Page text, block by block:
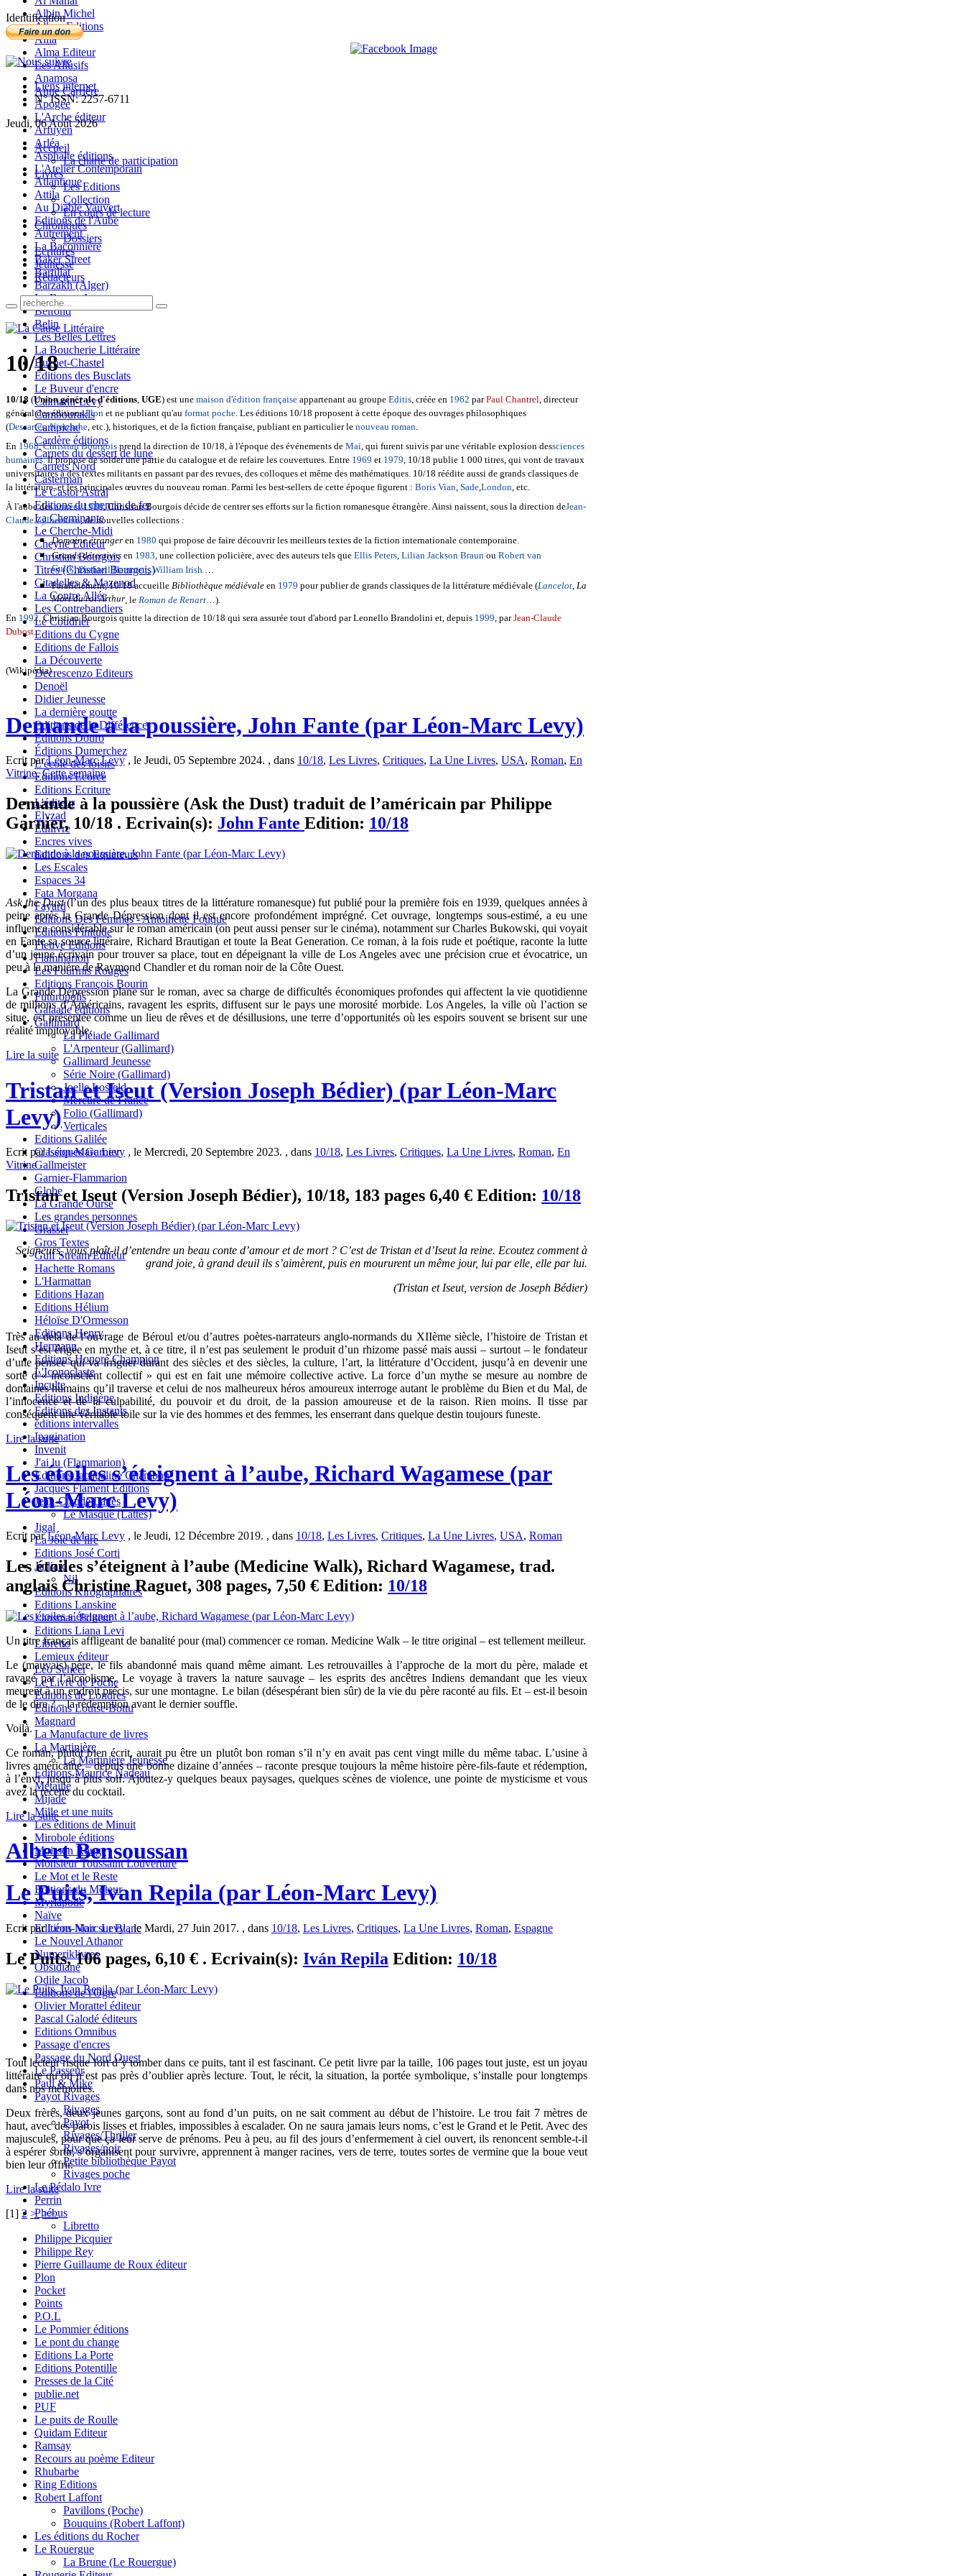
Albin Michel
Allary Editions
Allia
Alma Editeur
Les Allusifs
Anamosa
Anne Carrière
Apogée
L'Arche éditeur
Arfuyen
Arléa
Asphalte éditions
L'Atelier Contemporain
Atlantique
Attila
Au Diable Vauvert
Editions de l'Aube
Autrement
La Baconnière
Baker Street
Bartillat
Barzakh (Alger)
Le Bateau Ivre
Belfond
Belin
Les Belles Lettres
La Boucherie Littéraire
Buchet-Chastel
Editions des Busclats
Le Buveur d'encre
Calmann-Lévy
Cambourakis
Campiche
Cardère éditions
Carnets du dessert de lune
Carnets Nord
Casterman
Le Castor Astral
Editions du chemin de fer
La Cheminante
Le Cherche-Midi
Cheyne Editeur
Christian Bourgois
Titres (Christian Bourgois)
Citadelles & Mazenod
La Contre Allée
Les Contrebandiers
Le Coudrier
Editions du Cygne
Editions de Fallois
La Découverte
Decrescenzo Editeurs
Denoël
Didier Jeunesse
La dernière goutte
Editions de la Différence
Editions Douro
Éditions Dumerchez
L'école des loisirs
Editions Ecorce
Editions Ecriture
L'éditeur
Elyzad
Edilivre
Encres vives
Editions des Equateurs
Les Escales
Espaces 34
Fata Morgana
Fayard
Editions Des Femmes - Antoinette Fouque
Editions Finitude
Fleuve Editions
Flammarion
Les Fourmis Rouges
Editions François Bourin
Futuropolis
Galaade éditions
Gallimard
La Pléiade Gallimard
L'Arpenteur (Gallimard)
Gallimard Jeunesse
Série Noire (Gallimard)
Joelle Losfeld
Mercure de France
Folio (Gallimard)
Verticales
Editions Galilée
Classiques Garnier
Gallmeister
Garnier-Flammarion
Globe
La Grande Ourse
Les grandes personnes
Grasset
Gros Textes
Gulf Stream Editeur
Hachette Romans
L'Harmattan
Editions Hazan
Editions Hélium
Héloïse D'Ormesson
Editions Henry
Hermann
Editions Honoré Champion
L'Iconoclaste
Inculte
Editions Indigène
Editions des Instants
éditions intervalles
Ipagination
Invenit
J'ai lu (Flammarion)
Editions Jacqueline Chambon
Jacques Flament Editions
Jean-Claude Lattès
Le Masque (Lattès)
Jigal
La Joie de lire
Editions José Corti
Julliard
Nil
Editions Kirographaires
Editions Lanskine
Lansman Editeur
Editions Liana Levi
Libretto
Lemieux éditeur
Léo Scheer
Le Livre de Poche
Editions de Londres
Editions Louise Bottu
Magnard
La Manufacture de livres
La Martinière
La Martinière Jeunesse
Editions Maurice Nadeau
Métailié
Mijade
Mille et une nuits
Les éditions de Minuit
Mirobole éditions
Moisson Rouge
Monsieur Toussaint Louverture
Le Mot et le Reste
Editions du Moteur
Myriapode
Naïve
Editions Noir sur Blanc
Le Nouvel Athanor
Numeriklivres
Obsidiane
Odile Jacob
Editions de l'Ogre
Olivier Morattel éditeur
Pascal Galodé éditeurs
Editions Omnibus
Passage d'encres
Passage du Nord Ouest
Le Passeur
Paul & Mike
Payot Rivages
Rivages
Payot
Rivages/Thriller
Rivages/noir
Petite bibliothèque Payot
Rivages poche
Le Pédalo Ivre
Perrin
Phébus
Libretto
Philippe Picquier
Philippe Rey
Pierre Guillaume de Roux éditeur
Plon
Pocket
Points
P.O.L
Le Pommier éditions
Le pont du change
Editions La Porte
Editions Potentille
Presses de la Cité
publie.net
PUF
Le puits de Roulle
Quidam Editeur
Ramsay
Recours au poème Editeur
Rhubarbe
Ring Editions
Robert Laffont
Pavillons (Poche)
Bouquins (Robert Laffont)
Les éditions du Rocher
Le Rouergue
La Brune (Le Rouergue)
Identification
Liens internet
N° ISSN: 2257-6711
Jeudi, 06 Août 2026
Accueil
La charte de participation
Livres
Les Editions
Collection
En cours de lecture
Chroniques
Dossiers
Ecritures
Jeunesse
Rédacteurs
10/18
10/18 (Union générale d'éditions UGE) est une maison d'édition française appartenant au groupe Editis , créée en 1962 parPaul Chantrel , directeur
général des éditionsPlon et ne publiant qu'au format poche . Les éditions 10/18 proposent à cette époque des ouvrages philosophiques
(Descartes,Nietzsche , etc.), historiques, et de la fiction française, publiant en particulier le nouveau roman
En 1968,Christian Bourgois prend la direction de 10/18, à l'époque des événements de Mai , qui furent suivis par une véritable explosion dessciences
humaines. Il propose de solder une partie du catalogue et de refaire les couvertures. Entre 1969 et 1979 , 10/18 publie 1 000 titres, qui vont de travaux
universitaires à des textes militants en passant par des revues, des colloques et même des mathématiques. 10/18 réédite aussi de grands classiques de
la littérature, et les principales œuvres du nouveau roman. Parmi les best-sellers de cette époque figurent : Boris Vian Sade London , etc.
À l'aube desannées 1980, Christian Bourgois décide de centrer ses efforts sur la fiction romanesque étrangère. Ainsi naissent, sous la direction deJean-
Claude Zylberstein, de nouvelles collections :
Domaine étranger en 1980 qui propose de faire découvrir les meilleurs textes de la fiction internationale contemporaine.
Grands détectives en 1983, une collection policière, avec des auteurs tels que Ellis Peters, Lilian Jackson Braun ou Robert van
Gulik,Dashiell Hammett,William Irish …
Parallèlement, 10/18 accueille Bibliothèque médiévale en 1979 pour publier de grands classiques de la littérature médiévale (Lancelot, La
Mort du roi Arthur, le Roman de Renart…).
En 1992, Christian Bourgois quitte la direction de 10/18 qui sera assurée tout d'abord par Leonello Brandolini et, depuis 1999, parJean-Claude
Dubost.
(Wikipédia)
Demande à la poussière, John Fante (par Léon-Marc Levy)
Ecrit parLéon-Marc Levy, le Jeudi, 05 Septembre 2024. , dans 10/18, Les Livres, Critiques, La Une Livres, USA, Roman, En
Vitrine,Cette semaine
Demande à la poussière (Ask the Dust) traduit de l’américain par Philippe
Garnier, 10/18 . Ecrivain(s): John Fante Edition: 10/18
Ask the Dust(l’un des plus beaux titres de la littérature romanesque) fut publié pour la première fois en 1939, quelques années à
peine après la Grande Dépression dont il est encore profondément imprégné. Cet ouvrage, longtemps sous-estimé, a eu une
influence considérable sur le roman américain (on peut aussi penser sur le cinéma), notamment sur Charles Bukowski, qui voyait
en Fante sa source littéraire, Richard Brautigan et toute la Beat Generation. Ce roman, à la fois rude et poétique, raconte la lutte
d’un jeune écrivain pour trouver sa place, tout en dépeignant la ville de Los Angeles avec une précision crue et évocatrice, un
peu à la manière de Raymond Chandler et du roman noir de la Côte Ouest.
La Grande Dépression plane sur le roman, avec sa charge de difficultés économiques profondes qui affectent la vie quotidienne
de millions d’Américains, ravagent les esprits, diffusent sur le pays une morosité morbide. Los Angeles, la ville où l’action se
situe, est présentée comme un lieu de rêves et de désillusions, une terre d’opportunités où les espoirs souvent se brisent sur une
réalité impitoyable.
Lire la suite
Tristan et Iseut (Version Joseph Bédier) (par Léon-Marc
Levy)
Ecrit parLéon-Marc Levy , le Mercredi, 20 Septembre 2023. , dans 10/18, Les Livres, Critiques, La Une Livres, Roman, En
Vitrine
Tristan et Iseut (Version Joseph Bédier), 10/18, 183 pages 6,40 € Edition: 10/18
Seigneurs, vous plaît-il d’entendre un beau conte d’amour et de mort ? C’est de Tristan et d’Iseut la reine. Ecoutez comment à
grand joie, à grand deuil ils s’aimèrent, puis en moururent un même jour, lui par elle, elle par lui.
(Tristan et Iseut, version de Joseph Bédier)
Très au-delà de l’ouvrage de Béroul et/ou d’autres poètes-narrateurs anglo-normands du XIIème siècle, l’histoire de Tristan et
Iseut s’est érigée en mythe et, à ce titre, il n’est pas seulement le produit d’un rhizome passé mais aussi – surtout – le fondateur
d’une pensée qui va irriguer durant des siècles et des siècles, la culture, l’art, la littérature d’Occident, jusqu’à en devenir une
sorte d’« inconscient collectif » qui est en fait une mémoire collective active. La force d’un mythe se mesure au nombre de
domaines humains qu’il traverse et celui de nos malheureux héros amoureux interroge autant le problème du Bien et du Mal, de
l’innocence et de la culpabilité, du pouvoir et du droit, de la passion amoureuse et de la raison. Rien moins. Il tisse par
conséquent une véritable toile sur la vie des hommes et des femmes, les enserrant dans quelque destin toujours funeste.
Lire la suite
Les étoiles s’éteignent à l’aube, Richard Wagamese (par
Léon-Marc Levy)
Ecrit parLéon-Marc Levy , le Jeudi, 12 Décembre 2019. , dans 10/18, Les Livres, Critiques, La Une Livres, USA, Roman
Les étoiles s’éteignent à l’aube (Medicine Walk), Richard Wagamese, trad.
anglais Christine Raguet, 308 pages, 7,50 € Edition: 10/18
Un titre français affligeant de banalité pour (mal) commencer ce roman. Medicine Walk – le titre original – est tellement meilleur.
Le (mauvais) père, le fils abandonné mais quand même aimant. Les retrouvailles à l’approche de la mort du père, malade et
ravagé par l’alcoolisme. Le voyage à travers la nature sauvage – les esprits des ancêtres Indiens demandant que les vieux
meurent à un endroit précis, sur une montagne. Le bilan (désespérant bien sûr) de la vie du père raconté au fils. Et – est-il besoin
de le dire ? – la rédemption avant le dernier souffle.
Voilà.
Ce roman, plutôt bien écrit, aurait pu être un plutôt bon roman s’il n’y en avait pas cent vingt mille du même tabac. L’usine à
livres américaine – depuis une bonne dizaine d’années – raconte presque toujours la même histoire père-fils-faute et rédemption,
à l’envi, jusqu’à plus soif. Ajoutez-y quelques beaux paysages, quelques scènes de violence, une pointe de mysticisme et vous
avez la recette du cocktail.
Lire la suite
Albert Bensoussan
Le Puits, Ivan Repila (par Léon-Marc Levy)
Ecrit parLéon-Marc Levy, le Mardi, 27 Juin 2017. , dans 10/18, Les Livres, Critiques, La Une Livres, Roman, Espagne
Le Puits, 106 pages, 6,10 € . Ecrivain(s): Iván Repila Edition: 10/18
Tout lecteur risque fort d’y tomber dans ce puits, tant il est fascinant. Ce petit livre par la taille, 106 pages tout juste, est un joyau
littéraire qu’on n’est pas près d’oublier après lecture. Tout, le récit, la situation, la portée symbolique, s’installe pour longtemps
dans nos mémoires.
Deux frères, deux jeunes garçons, sont au fond d’un puits, on ne sait comment au début de l’histoire. Le trou fait 7 mètres de
haut, avec des parois lisses et friables, impossibles à escalader. On ne saura jamais leurs noms, c’est le Grand et le Petit. Avec des
majuscules, pour que ça leur serve de prénoms. Peu à peu, au fil des jours d’enfermement à ciel ouvert, ils renoncent semble-t-il
à espérer sortir, s’organisent pour survivre, apprennent à manger racines, vers de terre, toutes sortes de vermine que la boue veut
bien leur offrir.
Lire la suite
[1] 2 > >>